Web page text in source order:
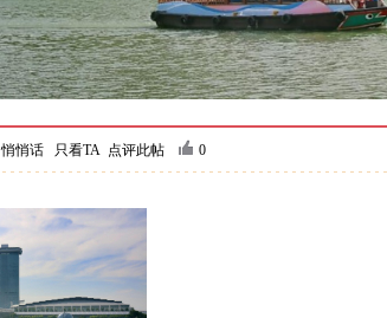
悄悄话 只看TA 点评此帖 0